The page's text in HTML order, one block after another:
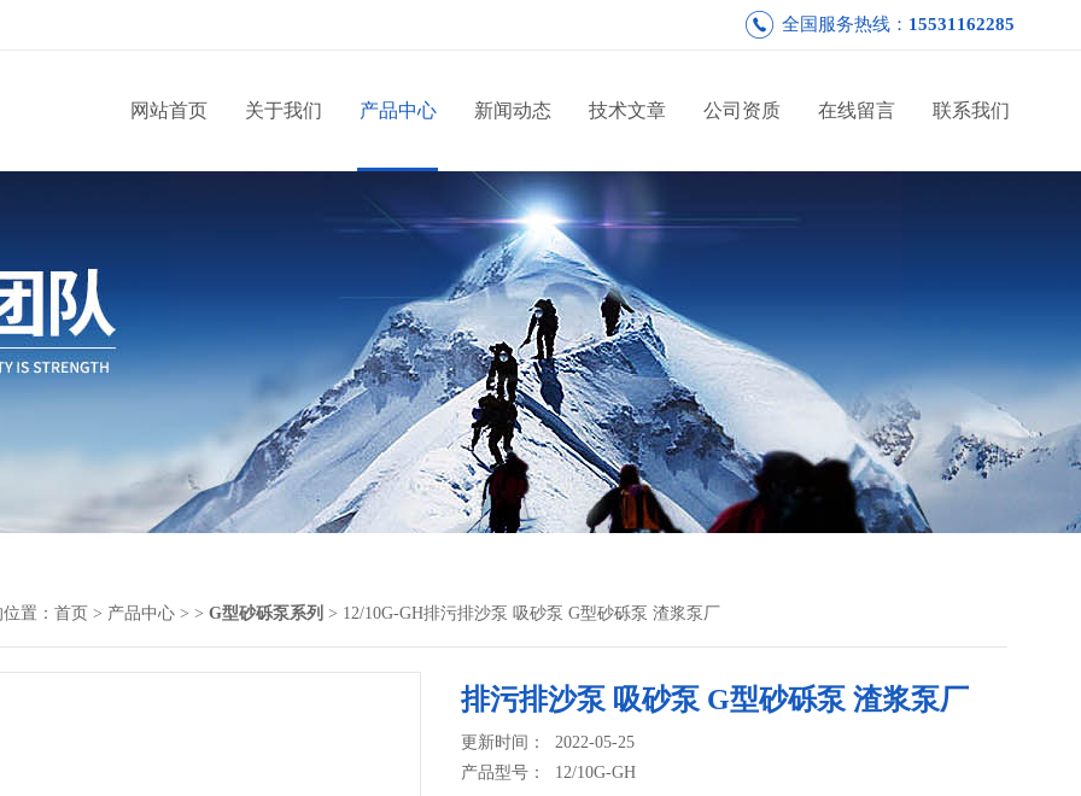
全国服务热线： 15531162285
网站首页 关于我们 产品中心 新闻动态 技术文章 公司资质 在线留言 联系我们
置： 首页 > 产品中心 > > G型砂砾泵系列 > 12/10G-GH排污排沙泵 吸砂泵 G型砂砾泵 渣浆泵厂
排污排沙泵 吸砂泵 G型砂砾泵 渣浆泵厂
更新时间： 2022-05-25
产品型号： 12/10G-GH